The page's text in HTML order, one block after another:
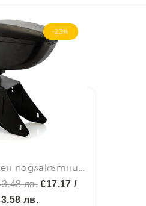
-23%
Черен кожен подлакътник барче универсален с планки и слайдер
лв. €17.17 /
лв.